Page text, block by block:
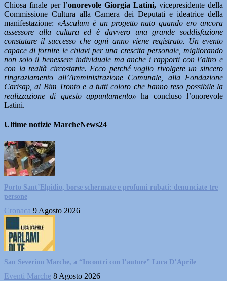
Chiosa finale per l’onorevole Giorgia Latini, vicepresidente della
Commissione Cultura alla Camera dei Deputati e ideatrice della
manifestazione: «Asculum è un progetto nato quando ero ancora
assessore alla cultura ed è davvero una grande soddisfazione
constatare il successo che ogni anno viene registrato. Un evento
capace di fornire le chiavi per una crescita personale, migliorando
non solo il benessere individuale ma anche i rapporti con l’altro e
con la realtà circostante. Ecco perché voglio rivolgere un sincero
ringraziamento all’Amministrazione Comunale, alla Fondazione
Carisap, al Bim Tronto e a tutti coloro che hanno reso possibile la
realizzazione di questo appuntamento» ha concluso l’onorevole
Latini.
Ultime notizie MarcheNews24
Porto Sant’Elpidio, borse schermate e profumi rubati: denunciate tre
persone
Cronaca 9 Agosto 2026
San Severino Marche, a “Incontri con l’autore” Luca D’Aprile
Eventi Marche 8 Agosto 2026